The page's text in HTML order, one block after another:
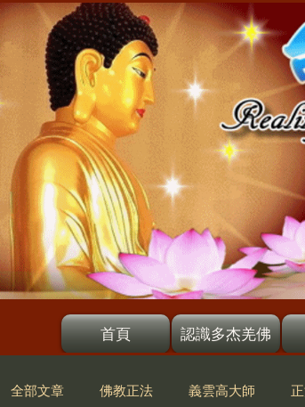
首頁 認識多杰羌佛
全部文章 佛教正法 義雲高大師